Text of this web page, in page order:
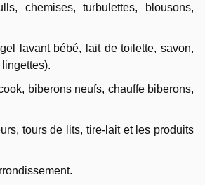
chemises, turbulettes, blousons,
lavant bébé, lait de toilette, savon,
biberons neufs, chauffe biberons,
tours de lits, tire-lait et les produits